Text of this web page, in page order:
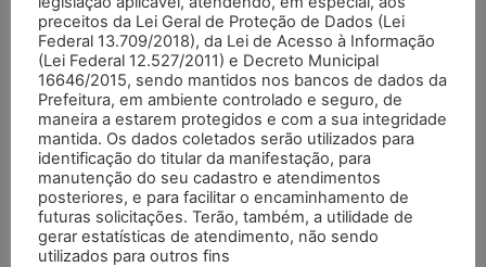
Administração
Financeira
Encarregatura de
Contabilidade
Supervisão de
Compras
Supervisão de
Recursos
Humanos
preceitos da Lei Geral de Proteção de Dados (Lei
Federal 13.709/2018), da Lei de Acesso à Informação
(Lei Federal 12.527/2011) e Decreto Municipal
16646/2015, sendo mantidos nos bancos de dados da
Prefeitura, em ambiente controlado e seguro, de
maneira a estarem protegidos e com a sua integridade
mantida. Os dados coletados serão utilizados para
identificação do titular da manifestação, para
manutenção do seu cadastro e atendimentos
posteriores, e para facilitar o encaminhamento de
futuras solicitações. Terão, também, a utilidade de
gerar estatísticas de atendimento, não sendo
utilizados para outros fins